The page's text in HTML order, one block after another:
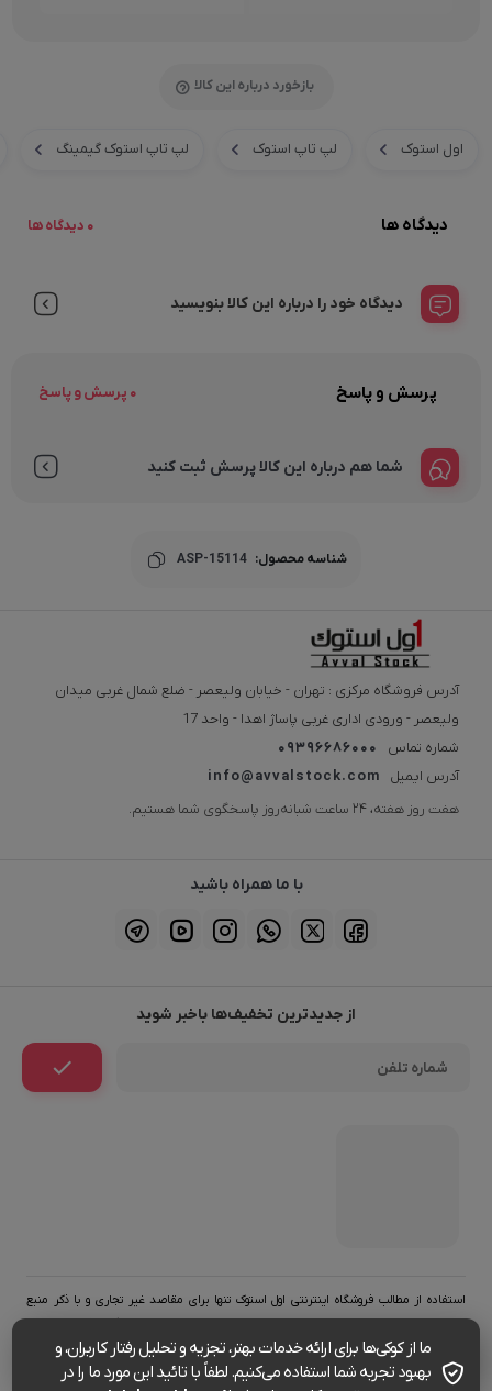
23,000,000
بازخورد درباره این کالا
اول استوک لپ تاپ استوک لپ تاپ استوک گیمینگ
دیدگاه ها 0 دیدگاه ها
دیدگاه خود را درباره این کالا بنویسید
پرسش و پاسخ 0 پرسش و پاسخ
شما هم درباره این کالا پرسش ثبت کنید
شناسه محصول: ASP-15114
آدرس فروشگاه مرکزی : تهران - خیابان ولیعصر - ضلع شمال غربی میدان
ولیعصر - ورودی اداری غربی پاساژ اهدا - واحد 17
شماره تماس
09396686000
آدرس ایمیل
info@avvalstock.com
هفت روز هفته، ۲۴ ساعت شبانه‌روز پاسخگوی شما هستیم.
با ما همراه باشید
از جدیدترین تخفیف‌ها باخبر شوید
استفاده از مطالب فروشگاه اینترنتی اول استوک تنها برای مقاصد غیر تجاری و با ذکر منبع
استوک) می‌باشد.
ما از کوکی‌ها برای ارائه خدمات بهتر، تجزیه و تحلیل رفتار کاربران، و
بهبود تجربه شما استفاده می‌کنیم. لطفاً با تائید این مورد ما را در